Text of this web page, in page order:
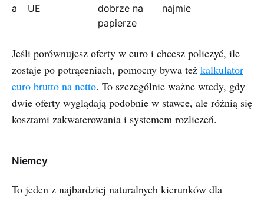
a
UE
dobrze na
papierze
najmie
Jeśli porównujesz oferty w euro i chcesz policzyć, ile
zostaje po potrąceniach, pomocny bywa też kalkulator
euro brutto na netto. To szczególnie ważne wtedy, gdy
dwie oferty wyglądają podobnie w stawce, ale różnią się
kosztami zakwaterowania i systemem rozliczeń.
Niemcy
To jeden z najbardziej naturalnych kierunków dla